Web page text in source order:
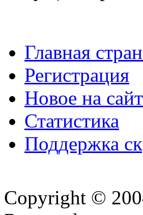
Главная
Регистрация
Новое на
Статистика
Поддержка
Copyright ©